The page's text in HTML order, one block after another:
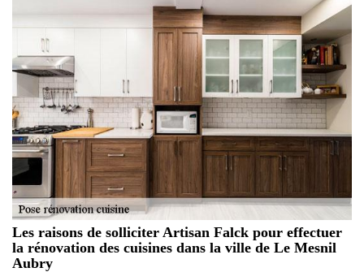
Les raisons de solliciter Artisan Falck pour effectuer
la rénovation des cuisines dans la ville de Le Mesnil
Aubry